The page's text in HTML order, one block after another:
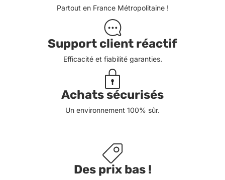
Partout en France Métropolitaine !
Support client réactif
Efficacité et fiabilité garanties.
Achats sécurisés
Un environnement 100% sûr.
Des prix bas !